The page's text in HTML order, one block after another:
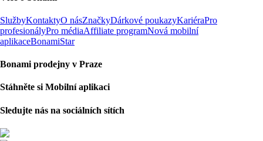
SlužbyKontaktyO násZnačkyDárkové poukazyKariéraPro
profesionályPro médiaAffiliate programNová mobilní
aplikaceBonamiStar
Bonami prodejny v Praze
Stáhněte si Mobilní aplikaci
Sledujte nás na sociálních sítích